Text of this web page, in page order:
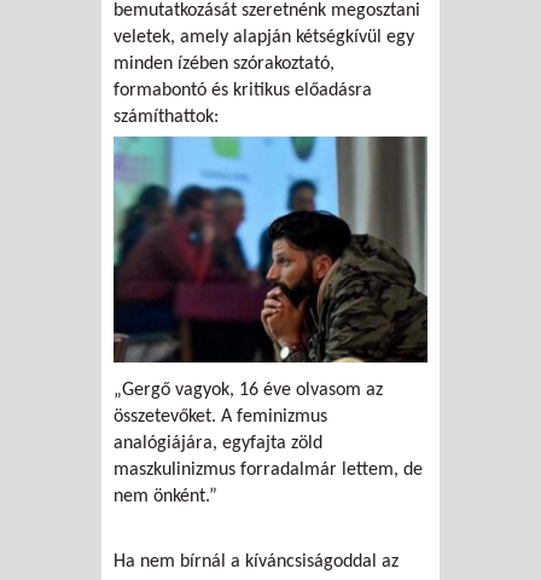
bemutatkozását szeretnénk megosztani
veletek, amely alapján kétségkívül egy
minden ízében szórakoztató,
formabontó és kritikus előadásra
számíthattok:
„Gergő vagyok, 16 éve olvasom az
összetevőket. A feminizmus
analógiájára, egyfajta zöld
maszkulinizmus forradalmár lettem, de
nem önként.”
Ha nem bírnál a kíváncsiságoddal az